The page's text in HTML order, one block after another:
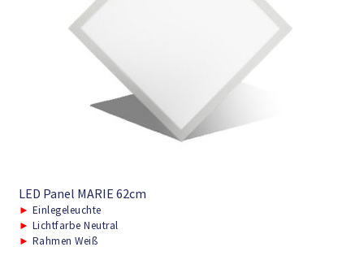
LED Panel MARIE 62cm
► Einlegeleuchte
► Lichtfarbe Neutral
► Rahmen Weiß